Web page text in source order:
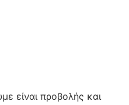
είναι προβολής και